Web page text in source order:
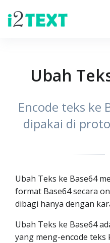
Ubah
Encode teks ke
dipakai di
Ubah Teks ke Base64
format Base64 secara
dibagi hanya dengan
Ubah Teks ke Base64
yang meng-encode teks